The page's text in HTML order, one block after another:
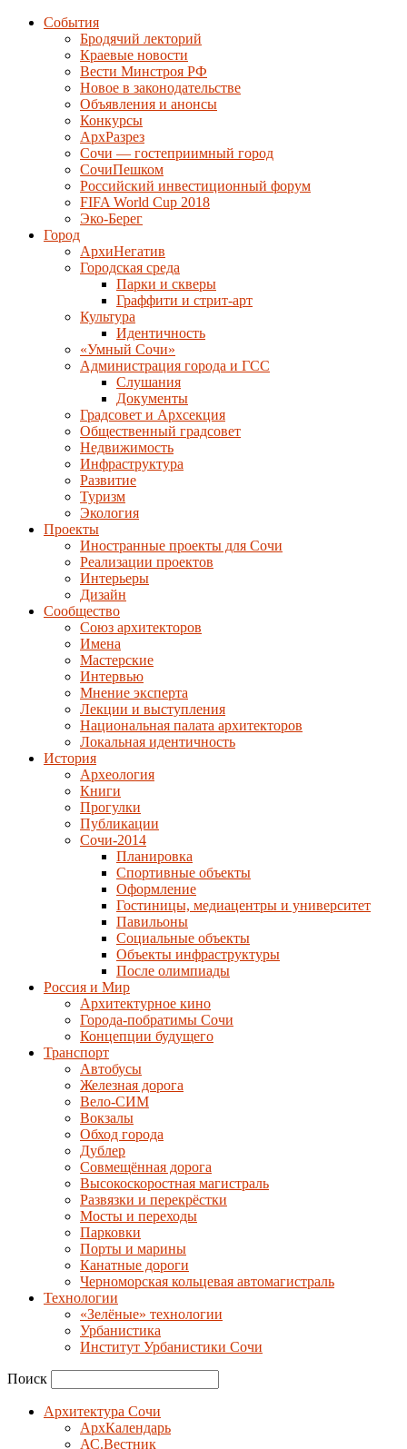
События
Бродячий лекторий
Краевые новости
Вести Минстроя РФ
Новое в законодательстве
Объявления и анонсы
Конкурсы
АрхРазрез
Сочи — гостеприимный город
СочиПешком
Российский инвестиционный форум
FIFA World Cup 2018
Эко-Берег
Город
АрхиНегатив
Городская среда
Парки и скверы
Граффити и стрит-арт
Культура
Идентичность
«Умный Сочи»
Администрация города и ГСС
Слушания
Документы
Градсовет и Архсекция
Общественный градсовет
Недвижимость
Инфраструктура
Развитие
Туризм
Экология
Проекты
Иностранные проекты для Сочи
Реализации проектов
Интерьеры
Дизайн
Сообщество
Союз архитекторов
Имена
Мастерские
Интервью
Мнение эксперта
Лекции и выступления
Национальная палата архитекторов
Локальная идентичность
История
Археология
Книги
Прогулки
Публикации
Сочи-2014
Планировка
Спортивные объекты
Оформление
Гостиницы, медиацентры и университет
Павильоны
Социальные объекты
Объекты инфраструктуры
После олимпиады
Россия и Мир
Архитектурное кино
Города-побратимы Сочи
Концепции будущего
Транспорт
Автобусы
Железная дорога
Вело-СИМ
Вокзалы
Обход города
Дублер
Совмещённая дорога
Высокоскоростная магистраль
Развязки и перекрёстки
Мосты и переходы
Парковки
Порты и марины
Канатные дороги
Черноморская кольцевая автомагистраль
Технологии
«Зелёные» технологии
Урбанистика
Институт Урбанистики Сочи
Поиск
Архитектура Сочи
АрхКалендарь
АС.Вестник